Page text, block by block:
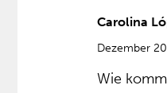
Carolina
Dezember
Wie